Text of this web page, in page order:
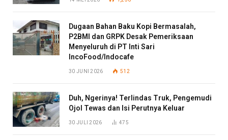
Dugaan Bahan Baku Kopi Bermasalah,
P2BMI dan GRPK Desak Pemeriksaan
Menyeluruh di PT Inti Sari
IncoFood/Indocafe
30 JUNI 2026 512
Duh, Ngerinya! Terlindas Truk, Pengemudi
Ojol Tewas dan Isi Perutnya Keluar
30 JULI 2026 475